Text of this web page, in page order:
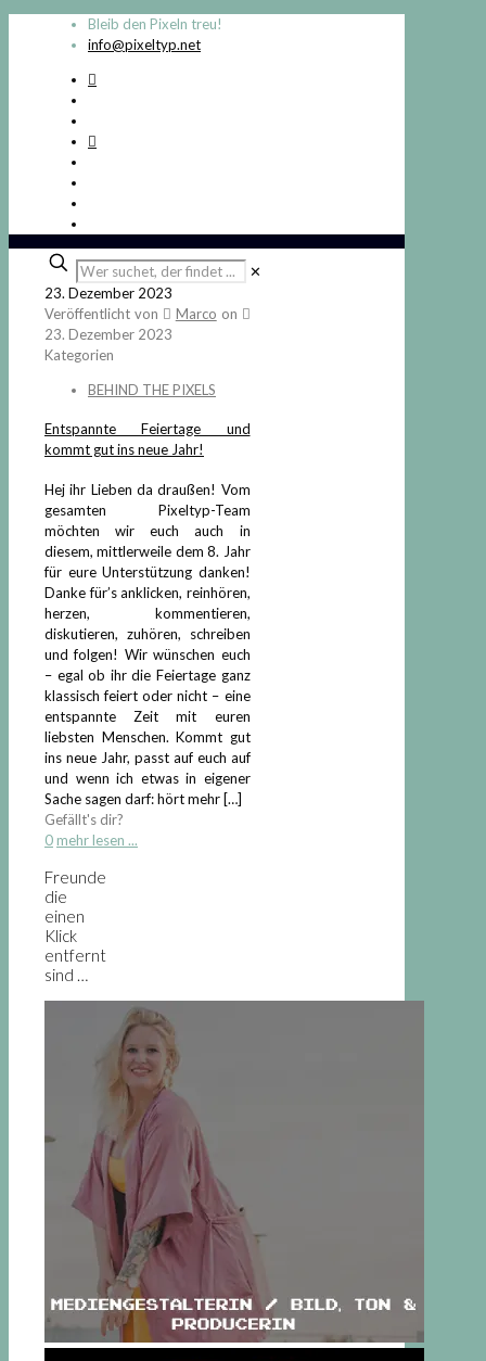
Bleib den Pixeln treu!
info@pixeltyp.net
Wer
suchet,
der
findet
...
✕
23. Dezember 2023
Veröffentlicht von
Marco on
23. Dezember 2023
Kategorien
BEHIND THE PIXELS
Entspannte Feiertage und
kommt gut ins neue Jahr!
Hej ihr Lieben da draußen! Vom
gesamten Pixeltyp-Team
möchten wir euch auch in
diesem, mittlerweile dem 8. Jahr
für eure Unterstützung danken!
Danke für’s anklicken, reinhören,
herzen, kommentieren,
diskutieren, zuhören, schreiben
und folgen! Wir wünschen euch
– egal ob ihr die Feiertage ganz
klassisch feiert oder nicht – eine
entspannte Zeit mit euren
liebsten Menschen. Kommt gut
ins neue Jahr, passt auf euch auf
und wenn ich etwas in eigener
Sache sagen darf: hört mehr[…]
Gefällt's dir?
0 mehr lesen ...
Freunde
die
einen
Klick
entfernt
sind …